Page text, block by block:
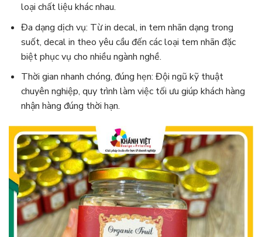
loại chất liệu khác nhau.
Đa dạng dịch vụ: Từ in decal, in tem nhãn dạng trong
suốt, decal in theo yêu cầu đến các loại tem nhãn đặc
biệt phục vụ cho nhiều ngành nghề.
Thời gian nhanh chóng, đúng hẹn: Đội ngũ kỹ thuật
chuyên nghiệp, quy trình làm việc tối ưu giúp khách hàng
nhận hàng đúng thời hạn.